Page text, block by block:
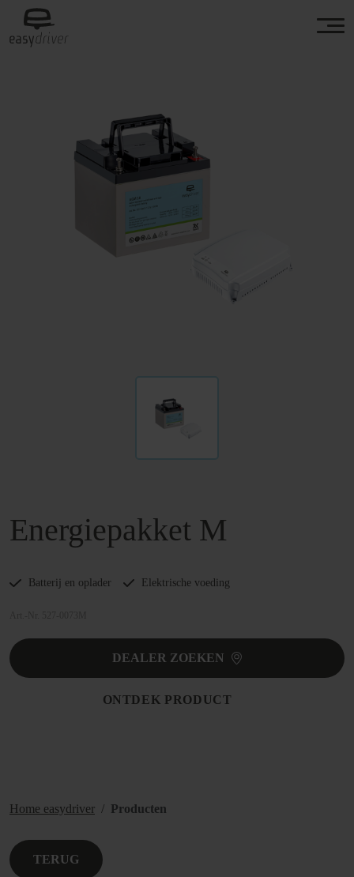
Energiepakket M
Batterij en oplader Elektrische voeding
DEALER ZOEKEN
ONTDEK PRODUCT
Home easydriver Producten
TERUG